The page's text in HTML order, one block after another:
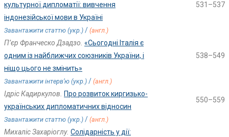
культурної дипломатії: вивчення
індонезійської мови в Україні
531–537
Завантажити статтю (укр.) / (англ.)
П’єр Франческо Дзадзо. «Сьогодні Італія є
одним із найближчих союзників України, і
ніщо цього не змінить»
538–549
Завантажити інтерв’ю (укр.) / (англ.)
Ідріс Кадиркулов. Про розвиток киргизько-
українських дипломатичних відносин
550–559
Завантажити статтю (укр.) / (англ.)
Михаліс Захаріоглу. Солідарність у дії: